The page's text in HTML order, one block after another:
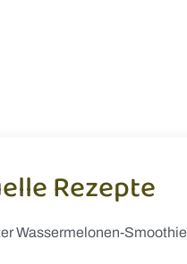
Rezepte
Wassermelonen-Smoothie